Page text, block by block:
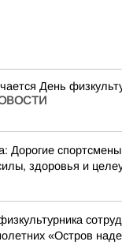
День
Дорогие
здоровья и
«Остров